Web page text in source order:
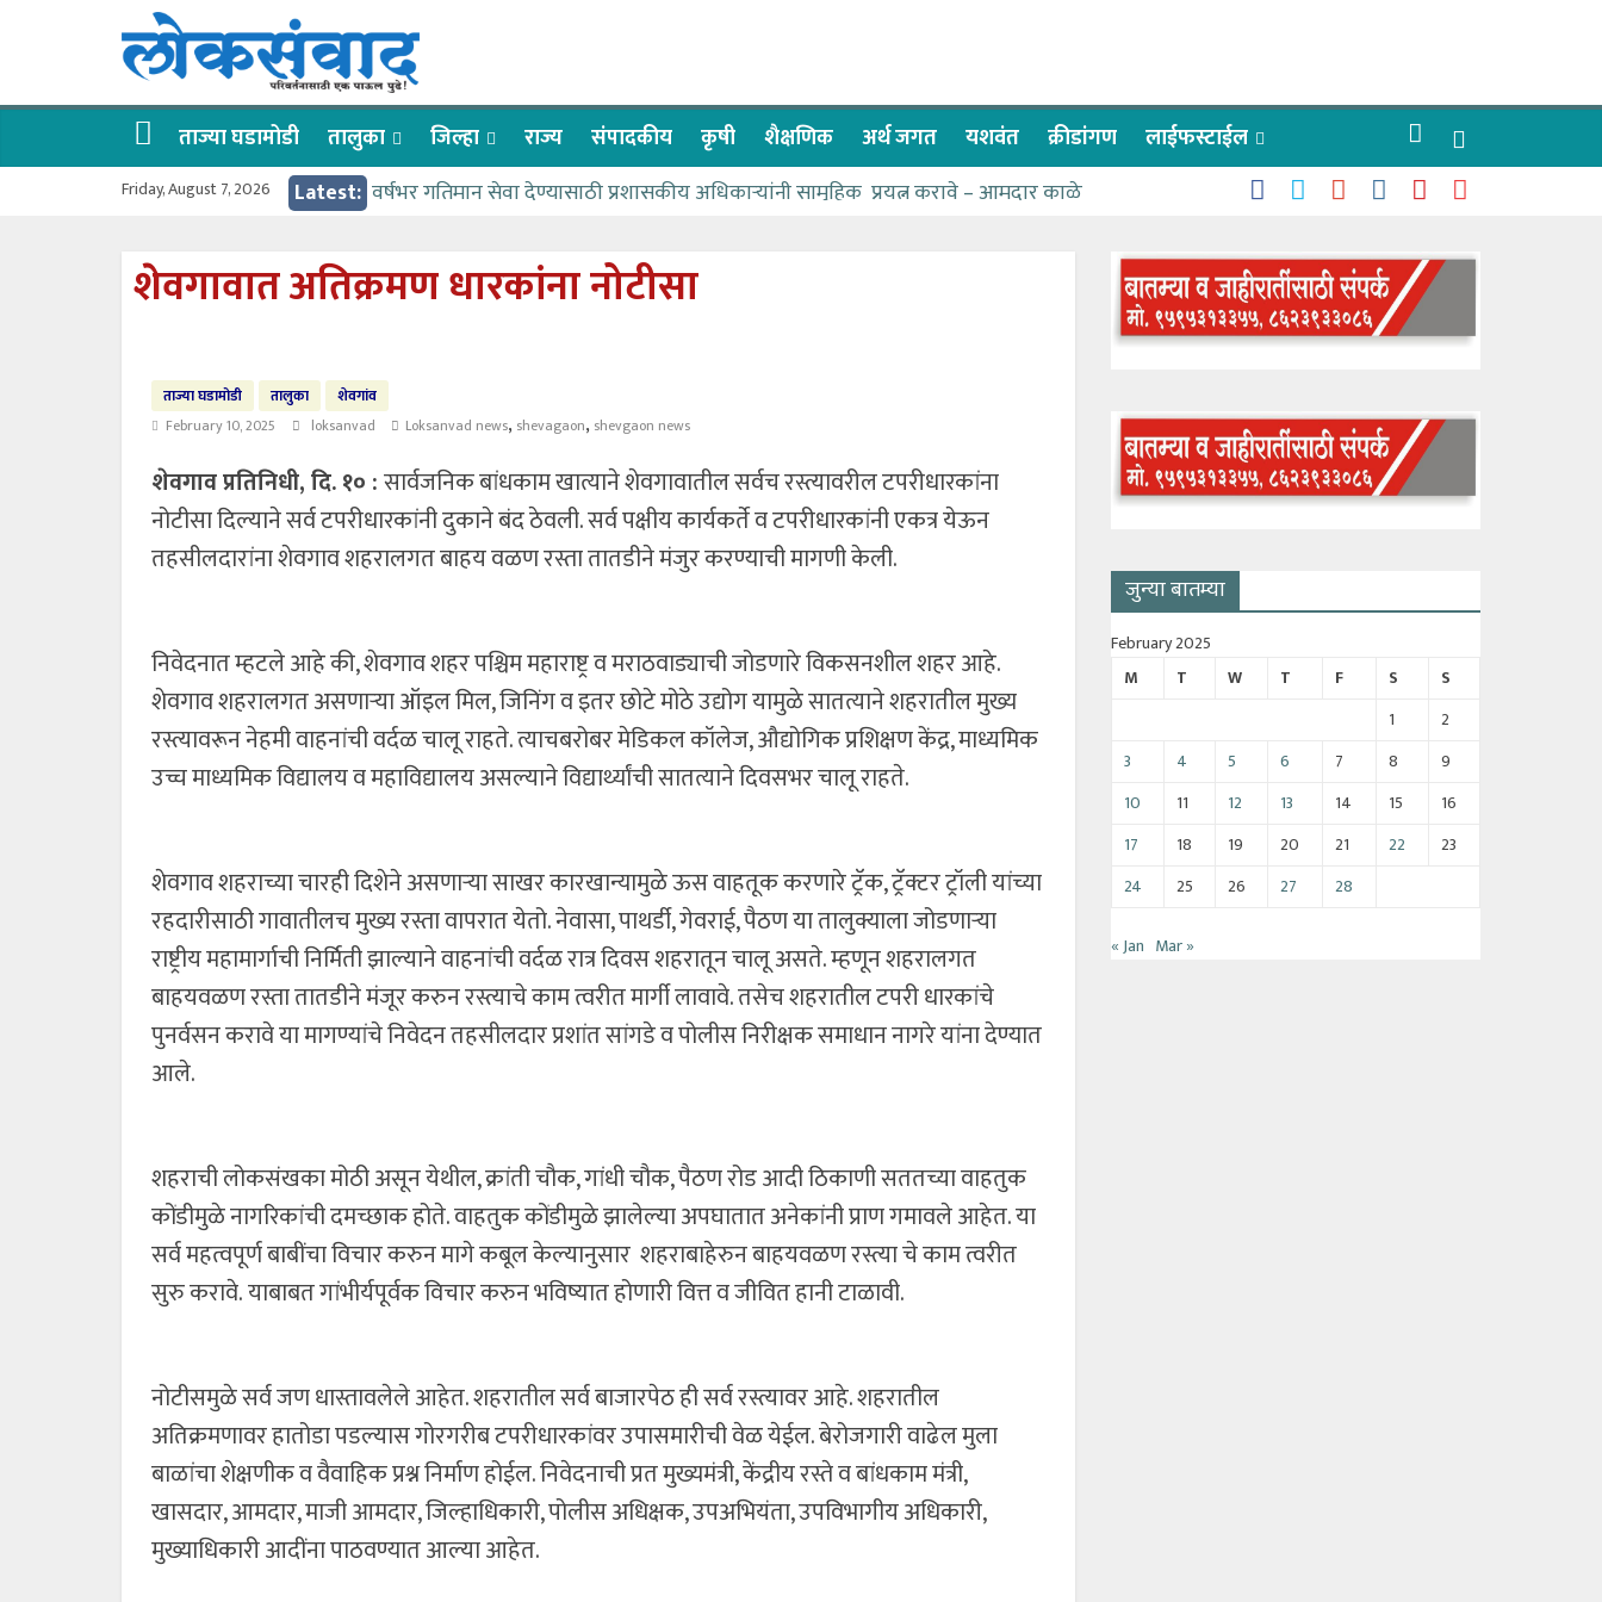
लोकसंवाद
ताज्या
घडामोडी
ताज्या घडामोडी तालुका जिल्हा राज्य संपादकीय कृषी शैक्षणिक अर्थ जगत यशवंत क्रीडांगण लाईफस्टाईल
Friday, August 7, 2026 Latest: वर्षभर गतिमान सेवा देण्यासाठी प्रशासकीय अधिकाऱ्यांनी सामुहिक प्रयत्न करावे – आमदार काळे
आत्मामालिक गुरूकूलाचे २२८ विद्यार्थी शिष्यवृत्तीस पात्र
ईच्छा आणि मेहनतीच्या बळावर यश मिळवता येते – शिवप्रसाद पंडोरे
शेवगावात अतिक्रमण धारकांना नोटीसा
ताज्या घडामोडी तालुका
शेवगांव
February 10, 2025
loksanvad Loksanvad news, shevagaon, shevgaon news
शेवगाव प्रतिनिधी, दि. १० :सार्वजनिक बांधकाम खात्याने शेवगावातील सर्वच रस्त्यावरील टपरीधारकांना
नोटीसा दिल्याने सर्व टपरीधारकांनी दुकाने बंद ठेवली. सर्व पक्षीय कार्यकर्ते व टपरीधारकांनी एकत्र येऊन
तहसीलदारांना शेवगाव शहरालगत बाहय वळण रस्ता तातडीने मंजुर करण्याची मागणी केली.
निवेदनात म्हटले आहे की, शेवगाव शहर पश्चिम महाराष्ट्र व मराठवाड्याची जोडणारे विकसनशील शहर आहे.
शेवगाव शहरालगत असणाऱ्या ऑइल मिल, जिनिंग व इतर छोटे मोठे उद्योग यामुळे सातत्याने शहरातील मुख्य
रस्त्यावरून नेहमी वाहनांची वर्दळ चालू राहते. त्याचबरोबर मेडिकल कॉलेज, औद्योगिक प्रशिक्षण केंद्र, माध्यमिक
उच्च माध्यमिक विद्यालय व महाविद्यालय असल्याने विद्यार्थ्यांची सातत्याने दिवसभर चालू राहते.
शेवगाव शहराच्या चारही दिशेने असणाऱ्या साखर कारखान्यामुळे ऊस वाहतूक करणारे ट्रॅक, ट्रॅक्टर ट्रॉली यांच्या
रहदारीसाठी गावातीलच मुख्य रस्ता वापरात येतो. नेवासा, पाथर्डी, गेवराई, पैठण या तालुक्याला जोडणाऱ्या
राष्ट्रीय महामार्गाची निर्मिती झाल्याने वाहनांची वर्दळ रात्र दिवस शहरातून चालू असते. म्हणून शहरालगत
बाहयवळण रस्ता तातडीने मंजूर करुन रस्त्याचे काम त्वरीत मार्गी लावावे. तसेच शहरातील टपरी धारकांचे
पुनर्वसन करावे या मागण्यांचे निवेदन तहसीलदार प्रशांत सांगडे व पोलीस निरीक्षक समाधान नागरे यांना देण्यात
आले.
शहराची लोकसंखका मोठी असून येथील, क्रांती चौक, गांधी चौक, पैठण रोड आदी ठिकाणी सततच्या वाहतुक
कोंडीमुळे नागरिकांची दमच्छाक होते. वाहतुक कोंडीमुळे झालेल्या अपघातात अनेकांनी प्राण गमावले आहेत. या
सर्व महत्वपूर्ण बाबींचा विचार करुन मागे कबूल केल्यानुसार शहराबाहेरुन बाहयवळण रस्त्या चे काम त्वरीत
सुरु करावे. याबाबत गांभीर्यपूर्वक विचार करुन भविष्यात होणारी वित्त व जीवित हानी टाळावी.
नोटीसमुळे सर्व जण धास्तावलेले आहेत. शहरातील सर्व बाजारपेठ ही सर्व रस्त्यावर आहे. शहरातील
अतिक्रमणावर हातोडा पडल्यास गोरगरीब टपरीधारकांवर उपासमारीची वेळ येईल. बेरोजगारी वाढेल मुला
बाळांचा शेक्षणीक व वैवाहिक प्रश्न निर्माण होईल. निवेदनाची प्रत मुख्यमंत्री, केंद्रीय रस्ते व बांधकाम मंत्री,
खासदार, आमदार, माजी आमदार, जिल्हाधिकारी, पोलीस अधिक्षक, उपअभियंता, उपविभागीय अधिकारी,
मुख्याधिकारी आदींना पाठवण्यात आल्या आहेत.
जुन्या बातम्या
February 2025
M
T W T F S
S
1
2
3
4 5 6 7 8
9
10
11 12 13 14 15
16
17
18 19 20 21 22
23
24
25 26 27 28
« Jan Mar »